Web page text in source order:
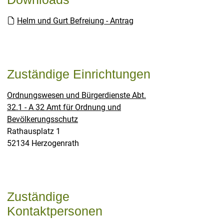
Helm und Gurt Befreiung - Antrag
Zuständige Einrichtungen
Ordnungswesen und Bürgerdienste Abt.
32.1 - A 32 Amt für Ordnung und
Bevölkerungsschutz
Straße:
Rathausplatz Hausnummer:
1
PLZ:
52134 Ort:
Herzogenrath
Zuständige
Kontaktpersonen